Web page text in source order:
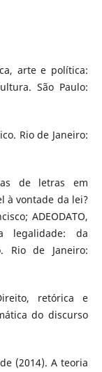
arte e política:
São Paulo:
Rio de Janeiro:
de letras em
à vontade da lei?
ADEODATO,
legalidade: da
Rio de Janeiro:
retórica e
do discurso
(2014). A teoria